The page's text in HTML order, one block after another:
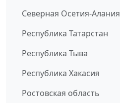
Северная Осетия-Алания
Республика Татарстан
Республика Тыва
Республика Хакасия
Ростовская область